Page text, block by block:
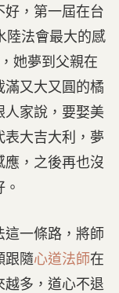
好，第一屆在台
陸法會最大的感
她夢到父親在
滿又大又圓的橘
人家說，要娶美
表大吉大利，夢
，之後再也沒
這一條路，將師
跟隨心道法師在
越多，道心不退